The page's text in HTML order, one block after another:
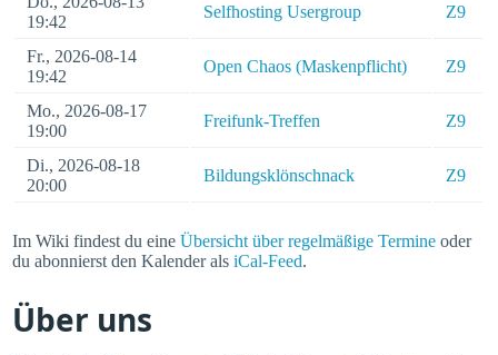
19:42
Selfhosting Usergroup Z9
Fr., 2026-08-14
19:42
Open Chaos (Maskenpflicht) Z9
Mo., 2026-08-17
19:00
Freifunk-Treffen Z9
Di., 2026-08-18
20:00
Bildungsklönschnack Z9
Im Wiki findest du eineÜbersicht über regelmäßige Termine oder
du abonnierst den Kalender alsiCal-Feed.
Über uns